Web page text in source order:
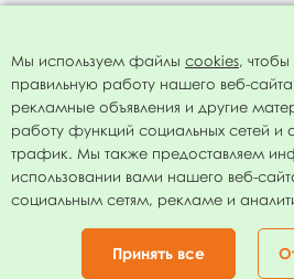
УЗНАВАЙТЕ ПЕРВЫМИ О
Нажимая на кнопку я
политикой
Мы используем файлы cookies, чтобы
правильную работу нашего веб-
рекламные объявления и другие
работу функций социальных сетей и
трафик. Мы также предоставляем
использовании вами нашего веб-
социальным сетям, рекламе и
Принять все